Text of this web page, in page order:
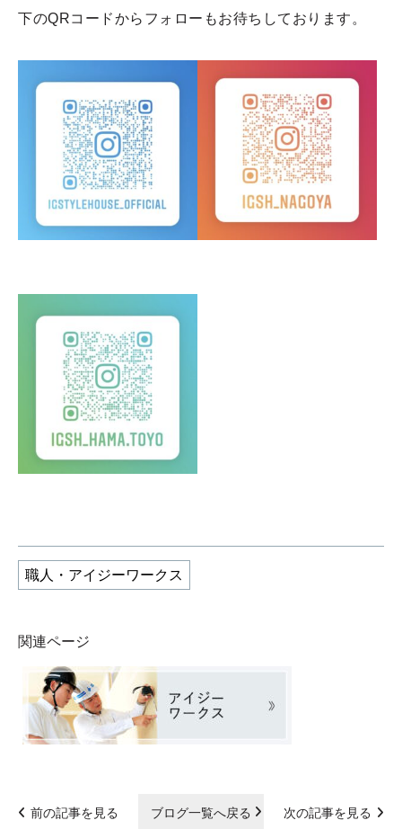
下のQRコードからフォローもお待ちしております。
職人・アイジーワークス
関連ページ
前の記事を見る ブログ一覧へ戻る 次の記事を見る